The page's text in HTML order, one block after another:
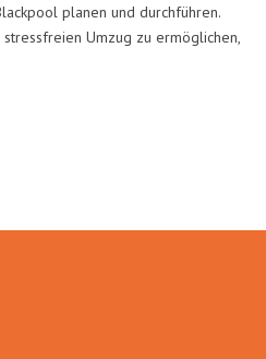
planen und durchführen.
Umzug zu ermöglichen,